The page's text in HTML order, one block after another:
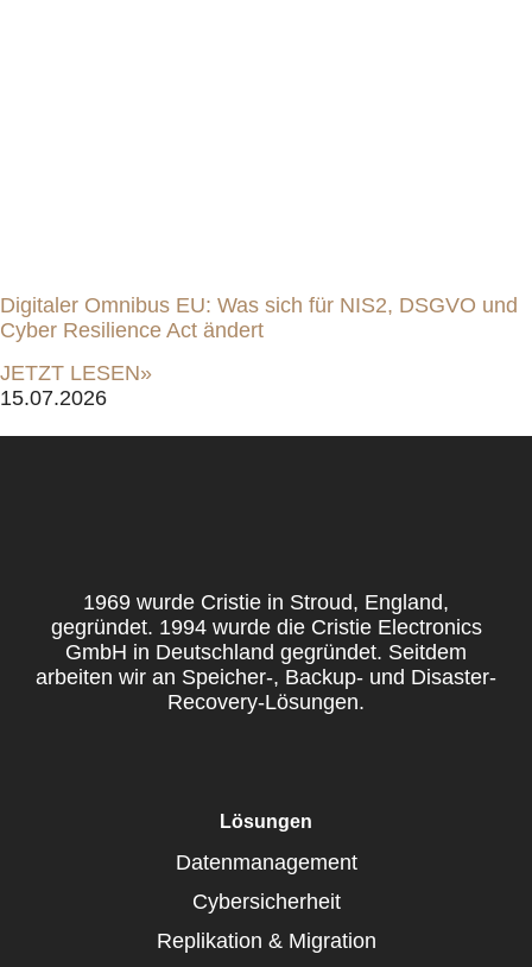
Digitaler Omnibus EU: Was sich für NIS2, DSGVO und
Cyber Resilience Act ändert
JETZT LESEN»
15.07.2026
1969 wurde Cristie in Stroud, England,
gegründet. 1994 wurde die Cristie Electronics
GmbH in Deutschland gegründet. Seitdem
arbeiten wir an Speicher-, Backup- und Disaster-
Recovery-Lösungen.
Lösungen
Datenmanagement
Cybersicherheit
Replikation & Migration